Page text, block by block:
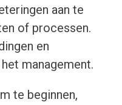
aan te
of processen.
en
management.
te beginnen,